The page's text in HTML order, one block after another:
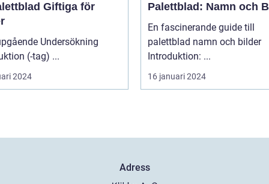
Giftiga för
Undersökning
Introduktion (-tag) ...
2024
Palettblad: Namn och
En fascinerande guide till
palettblad namn och bilder
Introduktion: ...
16 januari 2024
Adress